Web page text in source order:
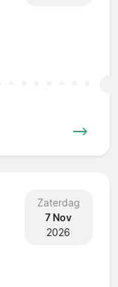
Zaterdag
7 Nov
2026